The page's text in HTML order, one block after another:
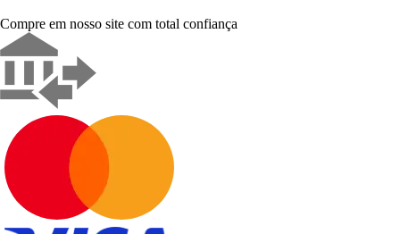
Compre em nosso site com total confiança